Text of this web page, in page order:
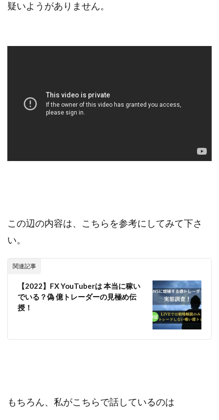
疑いようがありません。
この辺の内容は、こちらを参考にしてみて下さ
い。
関連記事
【2022】FX YouTuberは 本当に稼い
でいる？偽 億トレーダーの見極め伝
授！
もちろん、私がこちらで話しているのは